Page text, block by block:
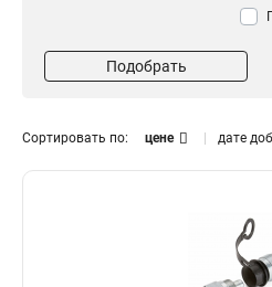
Быстросъемный 1
Подобрать
Сортировать по: цене дате